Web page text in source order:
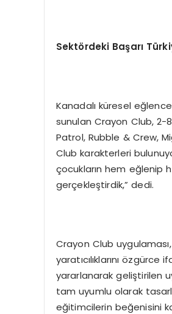
Sektördeki Başarı
Kanadalı küresel
sunulan Crayon Club, 2-
Patrol, Rubble & Crew,
Club karakterleri
çocukların hem eğlenip
gerçekleştirdik,” dedi.
Crayon Club
yaratıcılıklarını
yararlanarak geliştirilen
tam uyumlu olarak
eğitimcilerin beğenisini